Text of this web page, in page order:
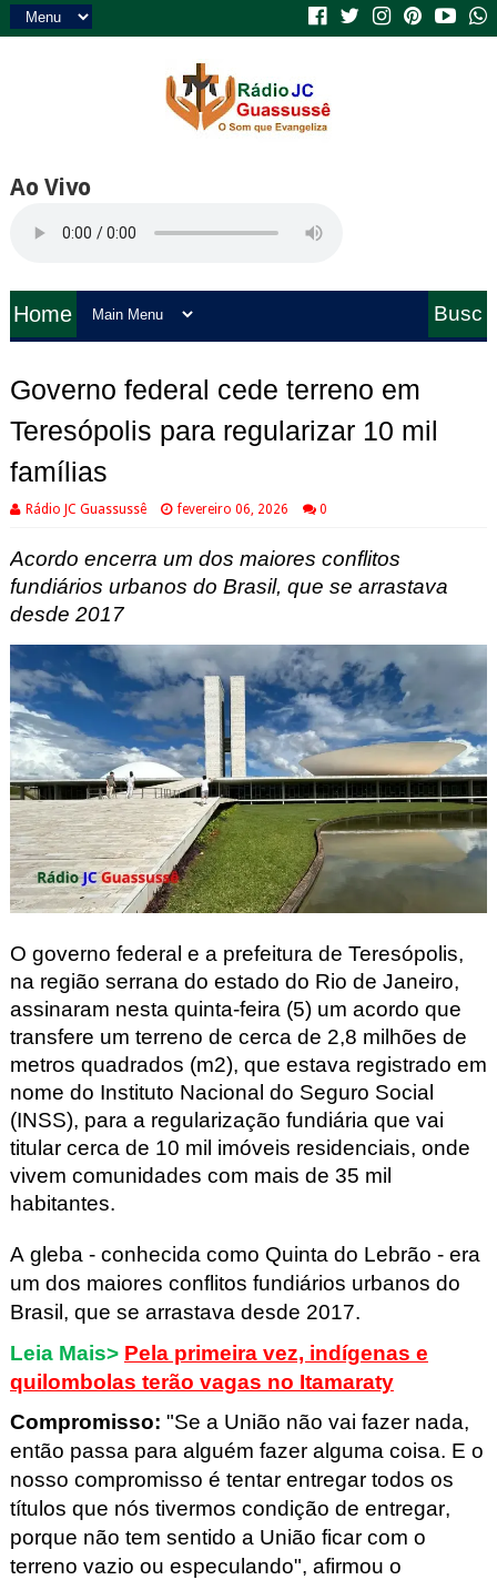
Ao Vivo
Home
Busc
Governo federal cede terreno em
Teresópolis para regularizar 10 mil
famílias
Rádio JC Guassussê fevereiro 06, 2026 0
Acordo encerra um dos maiores conflitos
fundiários urbanos do Brasil, que se arrastava
desde 2017
O governo federal e a prefeitura de Teresópolis,
na região serrana do estado do Rio de Janeiro,
assinaram nesta quinta-feira (5) um acordo que
transfere um terreno de cerca de 2,8 milhões de
metros quadrados (m2), que estava registrado em
nome do Instituto Nacional do Seguro Social
(INSS), para a regularização fundiária que vai
titular cerca de 10 mil imóveis residenciais, onde
vivem comunidades com mais de 35 mil
habitantes.
A gleba - conhecida como Quinta do Lebrão - era
um dos maiores conflitos fundiários urbanos do
Brasil, que se arrastava desde 2017.
Leia Mais> Pela primeira vez, indígenas e
quilombolas terão vagas no Itamaraty
Compromisso: "Se a União não vai fazer nada,
então passa para alguém fazer alguma coisa. E o
nosso compromisso é tentar entregar todos os
títulos que nós tivermos condição de entregar,
porque não tem sentido a União ficar com o
terreno vazio ou especulando", afirmou o